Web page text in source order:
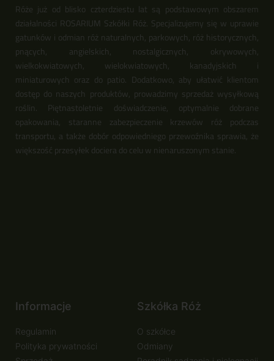
Róże już od blisko czterdziestu lat są podstawowym obszarem
działalności ROSARIUM Szkółki Róż. Specjalizujemy się w uprawie
gatunków i odmian róż naturalnych, parkowych, róż historycznych,
pnących, angielskich, nostalgicznych, okrywowych,
wielkokwiatowych, wielokwiatowych, kanadyjskich i
miniaturowych oraz do patio. Dodatkowo, aby ułatwić klientom
dostęp do naszych produktów, prowadzimy sprzedaż wysyłkową
roślin. Piętnastoletnie doświadczenie, optymalnie dobrane
opakowania, staranne zabezpieczenie krzewów róż podczas
transportu, a także dobór odpowiedniego przewoźnika sprawia, że
większość przesyłek dociera do celu w nienaruszonym stanie.
Informacje
Regulamin
Polityka prywatności
Szkółka Róż
O szkółce
Odmiany